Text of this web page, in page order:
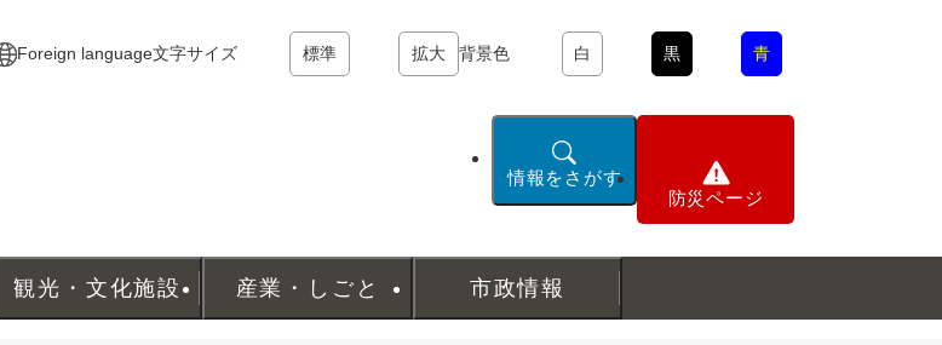
Foreign language文字サイズ 標準 拡大 背景色 白 黒 青
情報をさがす
防災ページ
観光・文化施設 産業・しごと 市政情報